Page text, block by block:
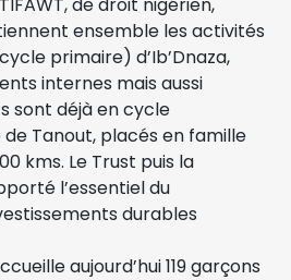
ensemble les activités
primaire) d’Ib’Dnaza,
internes mais aussi
sont déjà en cycle
Tanout, placés en famille
kms. Le Trust puis la
l’essentiel du
durables
aujourd’hui 119 garçons